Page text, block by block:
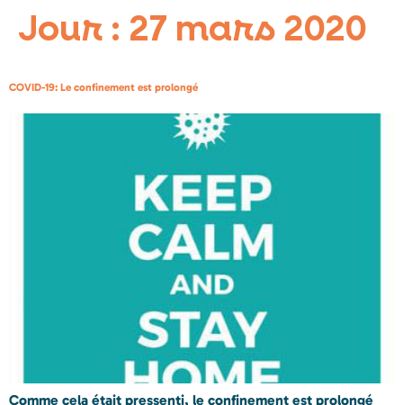
Jour : 27 mars 2020
COVID-19: Le confinement est prolongé
Comme cela était pressenti, le confinement est prolongé